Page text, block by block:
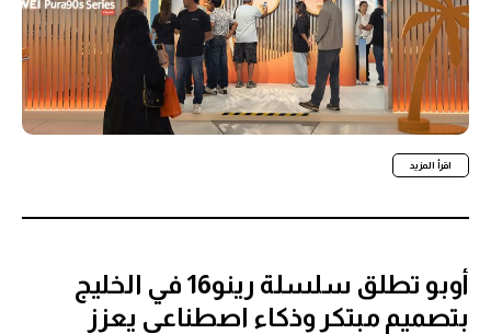
اقرأ المزيد
أوبو تطلق سلسلة رينو16 في الخليج
بتصميم مبتكر وذكاء اصطناعي يعزز